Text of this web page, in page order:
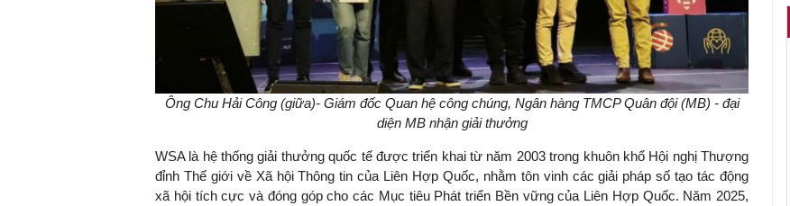
Ông Chu Hải Công (giữa)- Giám đốc Quan hệ công chúng, Ngân hàng TMCP Quân đội (MB) - đại
diện MB nhận giải thưởng
WSA là hệ thống giải thưởng quốc tế được triển khai từ năm 2003 trong khuôn khổ Hội nghị Thượng
đỉnh Thế giới về Xã hội Thông tin của Liên Hợp Quốc, nhằm tôn vinh các giải pháp số tạo tác động
xã hội tích cực và đóng góp cho các Mục tiêu Phát triển Bền vững của Liên Hợp Quốc. Năm 2025,